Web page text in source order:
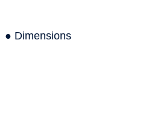
● Dimensions